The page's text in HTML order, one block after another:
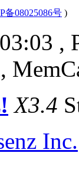
备08025086号 )
,
X3.4
Inc.